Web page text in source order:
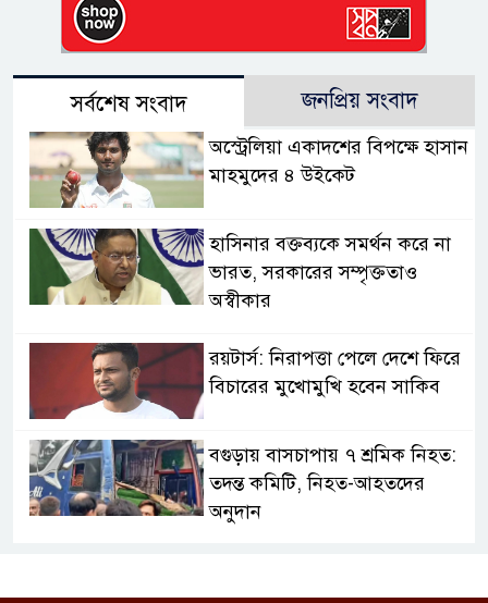
সর্বশেষ সংবাদ জনপ্রিয় সংবাদ
অস্ট্রেলিয়া একাদশের বিপক্ষে হাসান
মাহমুদের ৪ উইকেট
হাসিনার বক্তব্যকে সমর্থন করে না
ভারত, সরকারের সম্পৃক্ততাও
অস্বীকার
রয়টার্স: নিরাপত্তা পেলে দেশে ফিরে
বিচারের মুখোমুখি হবেন সাকিব
বগুড়ায় বাসচাপায় ৭ শ্রমিক নিহত:
তদন্ত কমিটি, নিহত-আহতদের
অনুদান
সরকারের গড়িমসির অভিযোগ